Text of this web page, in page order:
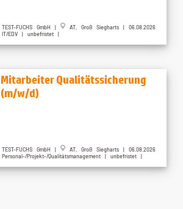
TEST-FUCHS GmbH |
AT, Groß Siegharts | 06.08.2026
IT/EDV | unbefristet |
Mitarbeiter Qualitätssicherung
(m/w/d)
TEST-FUCHS GmbH |
AT, Groß Siegharts | 06.08.2026
Personal-/Projekt-/Qualitätsmanagement | unbefristet |